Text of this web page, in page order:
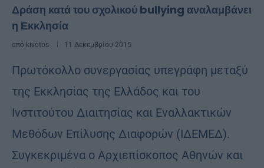
Δράση κατά του σχολικού bullying αναλαμβάνει
η Εκκλησία
από kivotos 11 Δεκεμβρίου 2015
Πρωτόκολλο συνεργασίας υπεγράφη μεταξύ
της Εκκλησίας της Ελλάδος και του
Ινστιτούτου Διαιτησίας και Εναλλακτικών
Μεθόδων Επίλυσης Διαφορών (ΙΔΕΜΕΔ).
Συγκεκριμένα ο Αρχιεπίσκοπος Αθηνών και